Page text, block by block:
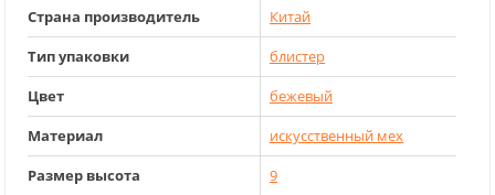
Страна производитель
Китай
Тип упаковки
блистер
Цвет
бежевый
Материал
искусственный мех
Размер высота
9